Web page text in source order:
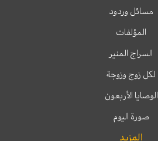
مسائل وردود
المؤلفات
السراج المنير
لكل زوج وزوجة
الوصايا الأربعون
صورة اليوم
المزيد